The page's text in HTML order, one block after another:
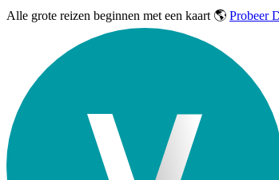
Alle grote reizen beginnen met een kaart 🌎 Probeer